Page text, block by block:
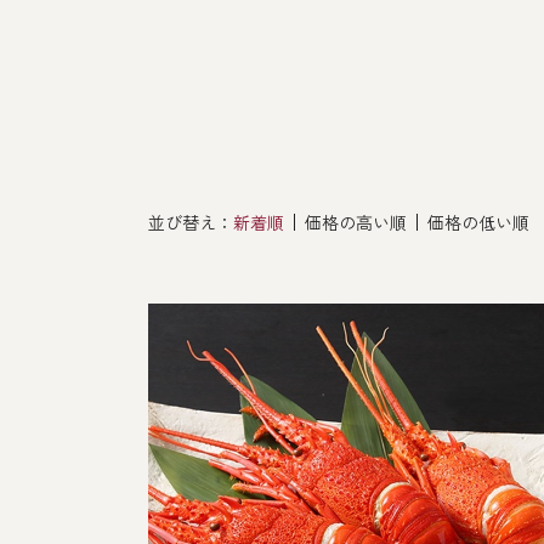
並び替え： 新着順 価格の高い順 価格の低い順